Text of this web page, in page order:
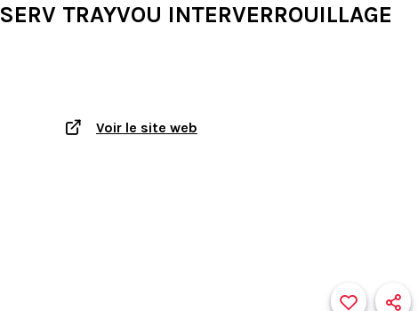
SERV TRAYVOU INTERVERROUILLAGE
Voir le site web